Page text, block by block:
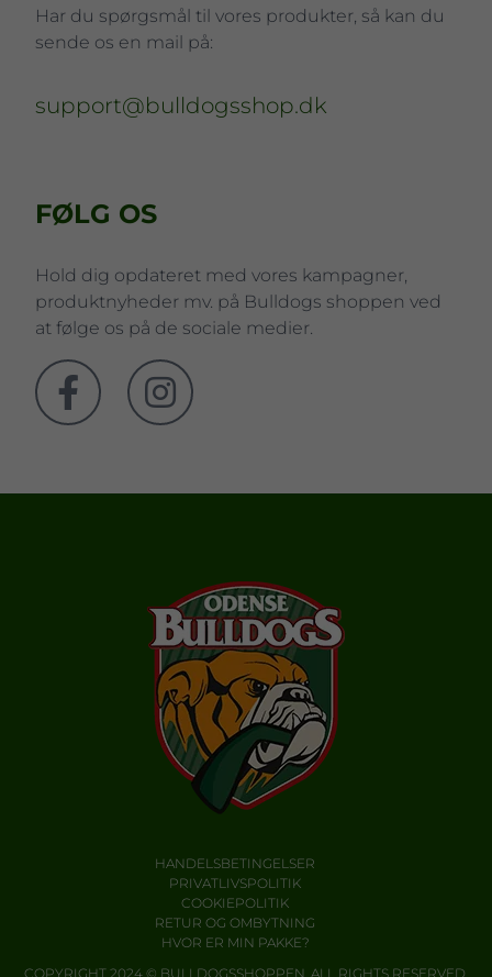
Har du spørgsmål til vores produkter, så kan du
sende os en mail på:
support@bulldogsshop.dk
FØLG OS
Hold dig opdateret med vores kampagner,
produktnyheder mv. på Bulldogs shoppen ved
at følge os på de sociale medier.
HANDELSBETINGELSER
PRIVATLIVSPOLITIK
COOKIEPOLITIK
RETUR OG OMBYTNING
HVOR ER MIN PAKKE?
COPYRIGHT 2024 © BULLDOGSSHOPPEN. ALL RIGHTS RESERVED.